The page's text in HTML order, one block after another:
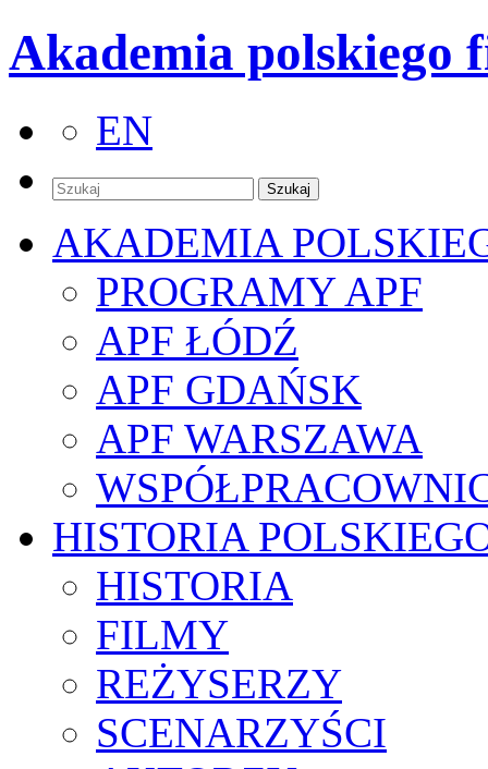
Akademia polskiego
EN
AKADEMIA
PROGRAMY APF
APF ŁÓDŹ
APF GDAŃSK
APF WARSZAWA
HISTORIA
HISTORIA
FILMY
REŻYSERZY
SCENARZYŚCI